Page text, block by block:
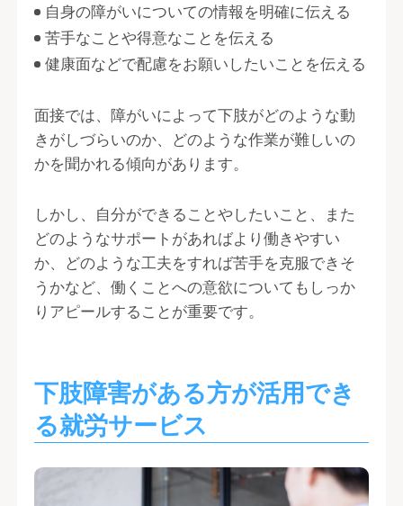
自身の障がいについての情報を明確に伝える
苦手なことや得意なことを伝える
健康面などで配慮をお願いしたいことを伝える
面接では、障がいによって下肢がどのような動
きがしづらいのか、どのような作業が難しいの
かを聞かれる傾向があります。
しかし、自分ができることやしたいこと、また
どのようなサポートがあればより働きやすい
か、どのような工夫をすれば苦手を克服できそ
うかなど、働くことへの意欲についてもしっか
りアピールすることが重要です。
下肢障害がある方が活用でき
る就労サービス